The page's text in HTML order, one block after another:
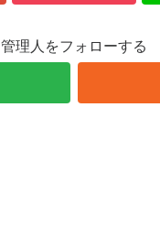
管理人をフォローする